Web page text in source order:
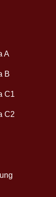
A
B
C1
C2